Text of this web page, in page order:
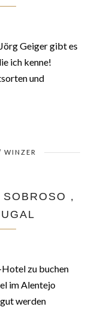
Geiger gibt es
ich kenne!
und
WINZER
,
zu buchen
im Alentejo
werden